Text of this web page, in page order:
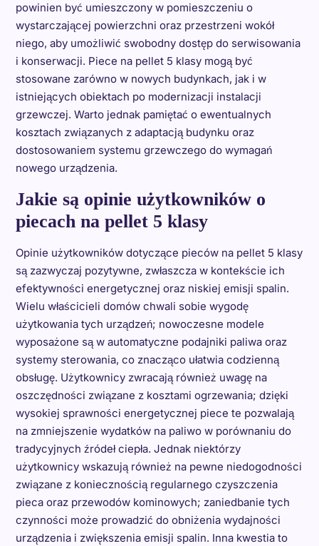
powinien być umieszczony w pomieszczeniu o
wystarczającej powierzchni oraz przestrzeni wokół
niego, aby umożliwić swobodny dostęp do serwisowania
i konserwacji. Piece na pellet 5 klasy mogą być
stosowane zarówno w nowych budynkach, jak i w
istniejących obiektach po modernizacji instalacji
grzewczej. Warto jednak pamiętać o ewentualnych
kosztach związanych z adaptacją budynku oraz
dostosowaniem systemu grzewczego do wymagań
nowego urządzenia.
Jakie są opinie użytkowników o
piecach na pellet 5 klasy
Opinie użytkowników dotyczące pieców na pellet 5 klasy
są zazwyczaj pozytywne, zwłaszcza w kontekście ich
efektywności energetycznej oraz niskiej emisji spalin.
Wielu właścicieli domów chwali sobie wygodę
użytkowania tych urządzeń; nowoczesne modele
wyposażone są w automatyczne podajniki paliwa oraz
systemy sterowania, co znacząco ułatwia codzienną
obsługę. Użytkownicy zwracają również uwagę na
oszczędności związane z kosztami ogrzewania; dzięki
wysokiej sprawności energetycznej piece te pozwalają
na zmniejszenie wydatków na paliwo w porównaniu do
tradycyjnych źródeł ciepła. Jednak niektórzy
użytkownicy wskazują również na pewne niedogodności
związane z koniecznością regularnego czyszczenia
pieca oraz przewodów kominowych; zaniedbanie tych
czynności może prowadzić do obniżenia wydajności
urządzenia i zwiększenia emisji spalin. Inna kwestia to